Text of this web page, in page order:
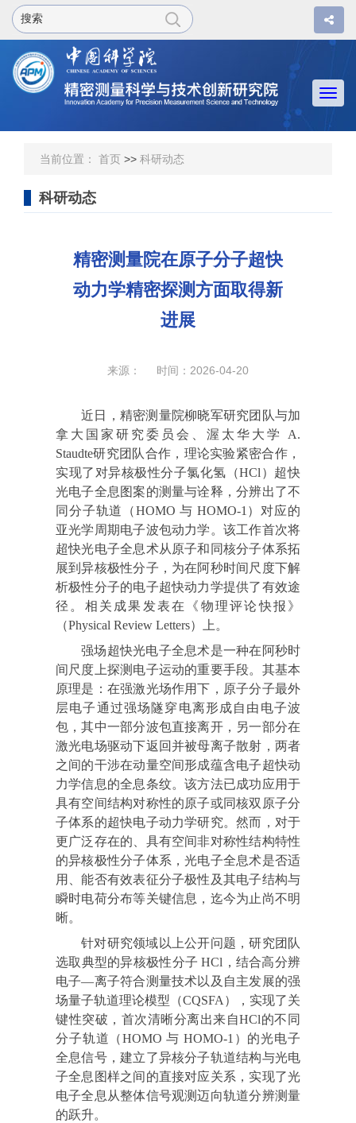
当前位置： 首页 >> 科研动态
科研动态
精密测量院在原子分子超快
动力学精密探测方面取得新
进展
来源： 时间：2026-04-20
近日，精密测量院柳晓军研究团队与加
拿大国家研究委员会、渥太华大学 A.
Staudte研究团队合作，理论实验紧密合作，
实现了对异核极性分子氯化氢（HCl）超快
光电子全息图案的测量与诠释，分辨出了不
同分子轨道（HOMO 与 HOMO-1）对应的
亚光学周期电子波包动力学。该工作首次将
超快光电子全息术从原子和同核分子体系拓
展到异核极性分子，为在阿秒时间尺度下解
析极性分子的电子超快动力学提供了有效途
径。相关成果发表在《物理评论快报》
（Physical Review Letters）上。
强场超快光电子全息术是一种在阿秒时
间尺度上探测电子运动的重要手段。其基本
原理是：在强激光场作用下，原子分子最外
层电子通过强场隧穿电离形成自由电子波
包，其中一部分波包直接离开，另一部分在
激光电场驱动下返回并被母离子散射，两者
之间的干涉在动量空间形成蕴含电子超快动
力学信息的全息条纹。该方法已成功应用于
具有空间结构对称性的原子或同核双原子分
子体系的超快电子动力学研究。然而，对于
更广泛存在的、具有空间非对称性结构特性
的异核极性分子体系，光电子全息术是否适
用、能否有效表征分子极性及其电子结构与
瞬时电荷分布等关键信息，迄今为止尚不明
晰。
针对研究领域以上公开问题，研究团队
选取典型的异核极性分子 HCl，结合高分辨
电子—离子符合测量技术以及自主发展的强
场量子轨道理论模型（CQSFA），实现了关
键性突破，首次清晰分离出来自HCl的不同
分子轨道（HOMO 与 HOMO-1）的光电子
全息信号，建立了异核分子轨道结构与光电
子全息图样之间的直接对应关系，实现了光
电子全息从整体信号观测迈向轨道分辨测量
的跃升。